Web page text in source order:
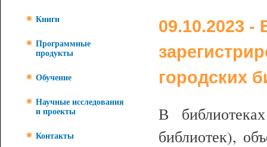
Книги
Программные
продукты
Обучение
Научные исследования
и проекты
Контакты
09.10.2023
городских
В
библиотек),